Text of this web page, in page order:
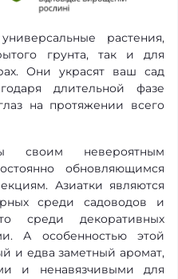
растения,
грунта, так и для
Они украсят ваш сад
длительной фазе
на протяжении всего
своим невероятным
обновляющимся
Азиатки являются
среди садоводов и
среди декоративных
А особенностью этой
и едва заметный аромат,
и ненавязчивыми для